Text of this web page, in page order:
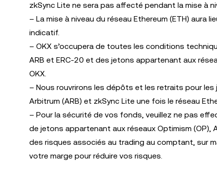
zkSync Lite ne sera pas affecté pendant la mise à
– La mise à niveau du réseau Ethereum (ETH) aura
indicatif.
– OKX s’occupera de toutes les conditions
ARB et ERC-20 et des jetons appartenant aux
OKX.
– Nous rouvrirons les dépôts et les retraits pour les
Arbitrum (ARB) et zkSync Lite une fois le réseau
– Pour la sécurité de vos fonds, veuillez ne pas
de jetons appartenant aux réseaux Optimism (OP),
des risques associés au trading au comptant, sur
votre marge pour réduire vos risques.